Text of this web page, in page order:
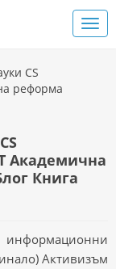
CS
реформа
Академична
Книга
Активизъм